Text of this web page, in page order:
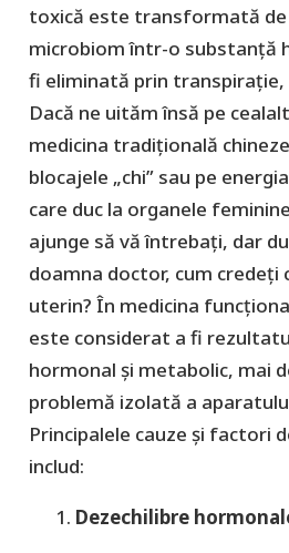
toxică este transformată
microbiom într-o substanță
fi eliminată prin transpirație,
Dacă ne uităm însă pe
medicina tradițională
blocajele „chi” sau pe
care duc la organele
ajunge să vă întrebați, dar
doamna doctor, cum credeți
uterin? În medicina
este considerat a fi
hormonal și metabolic, mai
problemă izolată a
Principalele cauze și factori
includ:
Dezechilibre